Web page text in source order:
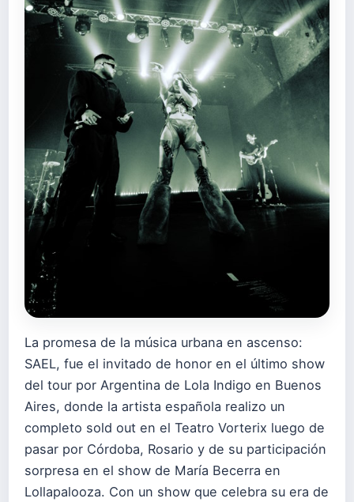
La promesa de la música urbana en ascenso:
SAEL, fue el invitado de honor en el último show
del tour por Argentina de Lola Indigo en Buenos
Aires, donde la artista española realizo un
completo sold out en el Teatro Vorterix luego de
pasar por Córdoba, Rosario y de su participación
sorpresa en el show de María Becerra en
Lollapalooza. Con un show que celebra su era de